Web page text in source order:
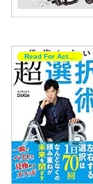
Read For Action